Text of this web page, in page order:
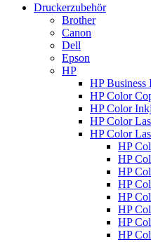
Druckerzubehör
Brother
Canon
Dell
Epson
HP
HP Business
HP Color
HP Color
HP Color
HP Color
HP
HP
HP
HP
HP
HP
HP
HP